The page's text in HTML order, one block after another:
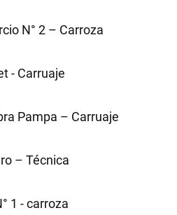
N° 2 – Carroza
- Carruaje
Pampa – Carruaje
– Técnica
1 - carroza